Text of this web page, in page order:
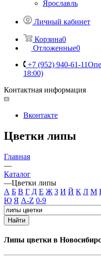
Ярославль
Личный кабинет
Корзина0
Отложенные0
+7 (952) 940-61-11
18:00)
Контактная информация
Вконтакте
Цветки липы
Главная
—
Каталог
—Цветки липы
А Б В Г Д Е Ж З И Й К Л М
Ю Я A-Z 0-9
Найти
Липы цветки в